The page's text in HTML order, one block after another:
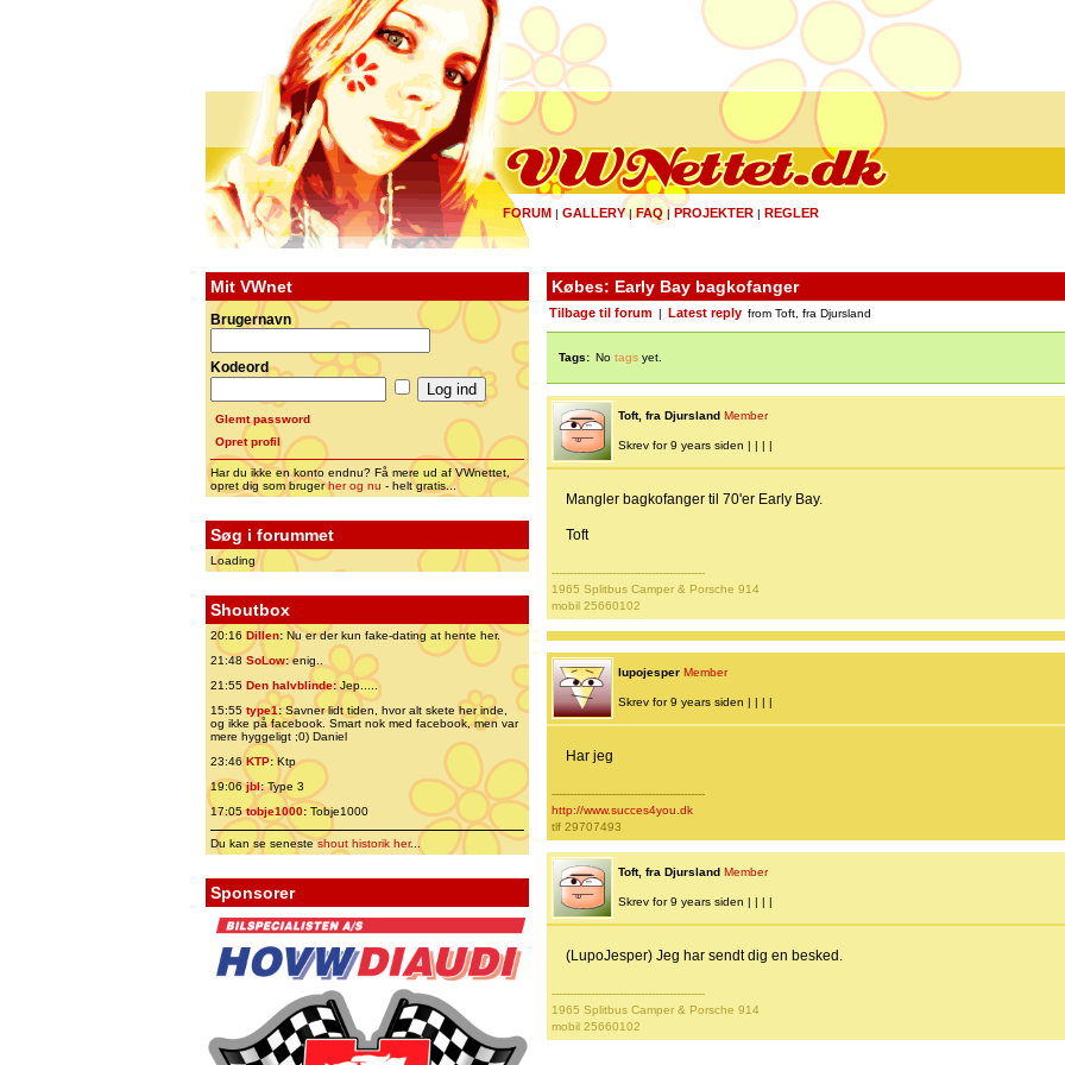
FORUM | GALLERY|FAQ | PROJEKTER | REGLER
Mit VWnet
Brugernavn
Kodeord
Glemt password
Opret profil
Har du ikke en konto endnu? Få mere ud af VWnettet,
opret dig som brugerher og nu - helt gratis...
Søg i forummet
Loading
Shoutbox
20:16 Dillen: Nu er der kun fake-dating at hente her.
21:48 SoLow:enig..
21:55 Den halvblinde:Jep.....
15:55 type1:Savner lidt tiden, hvor alt skete her inde,
og ikke på facebook. Smart nok med facebook, men var
mere hyggeligt ;0) Daniel
23:46 KTP:Ktp
19:06jbl:Type 3
17:05tobje1000: Tobje1000
Du kan se senesteshout historik her...
Sponsorer
Købes: Early Bay bagkofanger
Tilbage til forum Latest reply from Toft, fra Djursland
Tags: No tags yet.
Toft, fra Djursland Member
Skrev for 9 years siden | | | |
Mangler bagkofanger til 70'er Early Bay.
Toft
-------------------------------------------
1965 Splitbus Camper & Porsche 914
mobil 25660102
lupojesper Member
Skrev for 9 years siden | | | |
Har jeg
-------------------------------------------
http://www.succes4you.dk
tlf 29707493
Toft, fra Djursland Member
Skrev for 9 years siden | | | |
(LupoJesper) Jeg har sendt dig en besked.
-------------------------------------------
1965 Splitbus Camper & Porsche 914
mobil 25660102